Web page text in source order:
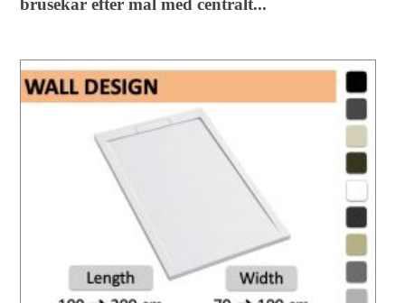
brusekar efter mal med centralt...